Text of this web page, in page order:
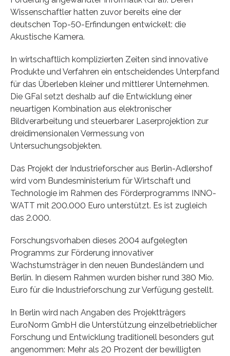
Wissenschaftler hatten zuvor bereits eine der
deutschen Top-50-Erfindungen entwickelt: die
Akustische Kamera.
In wirtschaftlich komplizierten Zeiten sind innovative
Produkte und Verfahren ein entscheidendes Unterpfand
für das Überleben kleiner und mittlerer Unternehmen.
Die GFaI setzt deshalb auf die Entwicklung einer
neuartigen Kombination aus elektronischer
Bildverarbeitung und steuerbarer Laserprojektion zur
dreidimensionalen Vermessung von
Untersuchungsobjekten.
Das Projekt der Industrieforscher aus Berlin-Adlershof
wird vom Bundesministerium für Wirtschaft und
Technologie im Rahmen des Förderprogramms INNO-
WATT mit 200.000 Euro unterstützt. Es ist zugleich
das 2.000.
Forschungsvorhaben dieses 2004 aufgelegten
Programms zur Förderung innovativer
Wachstumsträger in den neuen Bundesländern und
Berlin. In diesem Rahmen wurden bisher rund 380 Mio.
Euro für die Industrieforschung zur Verfügung gestellt.
In Berlin wird nach Angaben des Projektträgers
EuroNorm GmbH die Unterstützung einzelbetrieblicher
Forschung und Entwicklung traditionell besonders gut
angenommen: Mehr als 20 Prozent der bewilligten